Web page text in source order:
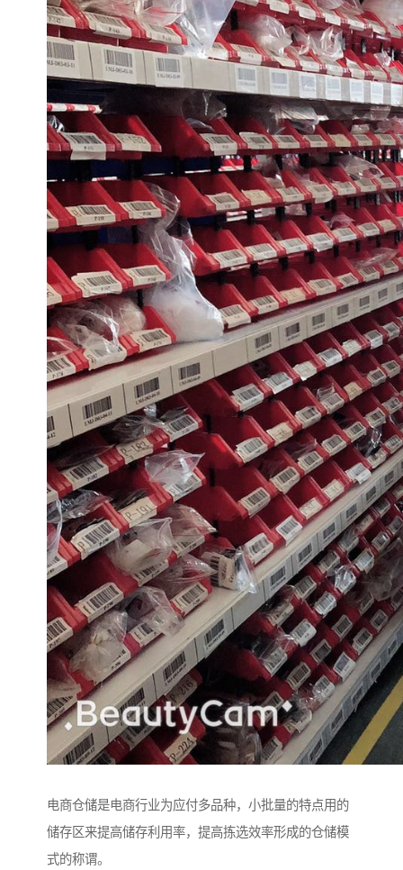
电商仓储是电商行业为应付多品种，小批量的特点用的
储存区来提高储存利用率，提高拣选效率形成的仓储模
式的称谓。